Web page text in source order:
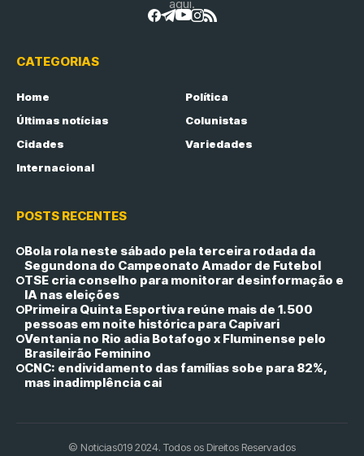
aqui.
CATEGORIAS
Home
Política
Últimas notícias
Colunistas
Cidades
Variedades
Internacional
POSTS RECENTES
Bola rola neste sábado pela terceira rodada da
Segundona do Campeonato Amador de Futebol
TSE cria conselho para monitorar desinformação e
IA nas eleições
Primeira Quinta Esportiva reúne mais de 1.500
pessoas em noite histórica para Capivari
Ventania no Rio adia Botafogo x Fluminense pelo
Brasileirão Feminino
CNC: endividamento das famílias sobe para 82%,
mas inadimplência cai
© Noticias019 2024. Todos os Direitos Reservados